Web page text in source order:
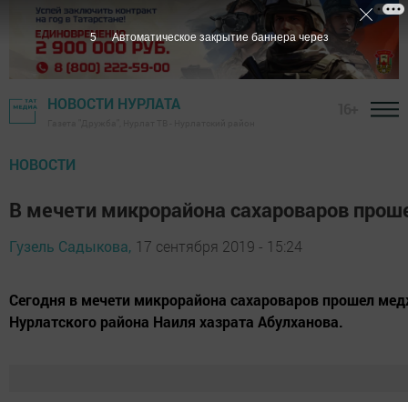
НОВОСТИ НУРЛАТА
НОВОСТИ
В мечети микрорайона сахароваров
Гузель Садыкова, 17 сентября 2019 - 15:24
Сегодня в мечети микрорайона сахароваров прошел
Нурлатского района Наиля хазрата Абулханова.
5 Автоматическое закрытие баннера через